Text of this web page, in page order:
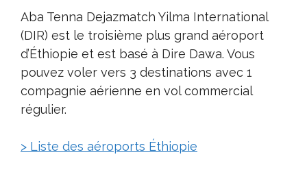
Aba Tenna Dejazmatch Yilma International
(DIR) est le troisième plus grand aéroport
d’Éthiopie et est basé à Dire Dawa. Vous
pouvez voler vers 3 destinations avec 1
compagnie aérienne en vol commercial
régulier.
> Liste des aéroports Éthiopie